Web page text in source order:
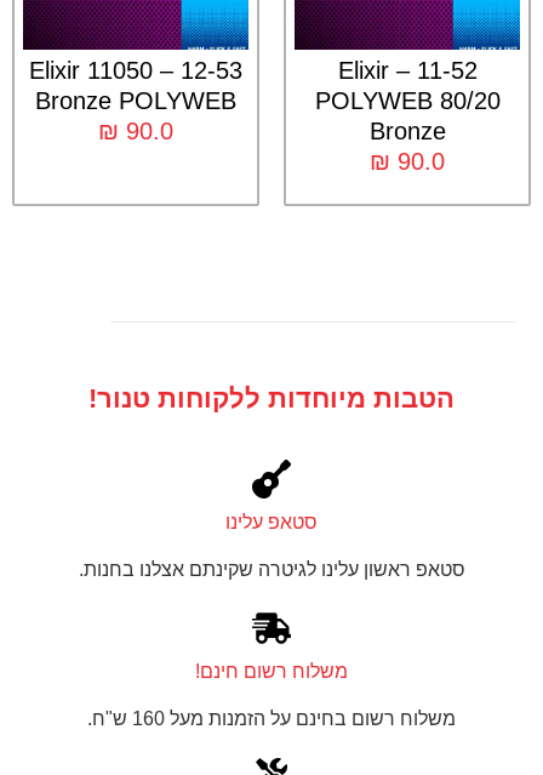
11-52 – Elixir
POLYWEB 80/20
Bronze
₪ 90.0
12-53 – Elixir 11050
Bronze POLYWEB
₪ 90.0
הטבות מיוחדות ללקוחות טנור!
סטאפ עלינו
סטאפ ראשון עלינו לגיטרה שקינתם אצלנו בחנות.
משלוח רשום חינם!
משלוח רשום בחינם על הזמנות מעל 160 ש"ח.